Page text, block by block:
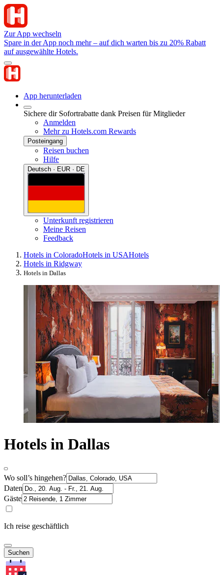
Zur App wechseln
Spare in der App noch mehr – auf dich warten bis zu 20% Rabatt
auf ausgewählte Hotels.
App herunterladen
Sichere dir Sofortrabatte dank Preisen für Mitglieder
Anmelden
Mehr zu Hotels.com Rewards
Posteingang
Reisen buchen
Hilfe
Deutsch · EUR · DE
Unterkunft registrieren
Meine Reisen
Feedback
Hotels in ColoradoHotels in USAHotels
Hotels in Ridgway
Hotels in Dallas
Hotels in Dallas
Wo soll’s hingehen?
Daten
Gäste
Ich reise geschäftlich
Suchen